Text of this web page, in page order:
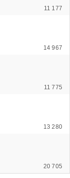
11 177
14 967
11 775
13 280
20 705